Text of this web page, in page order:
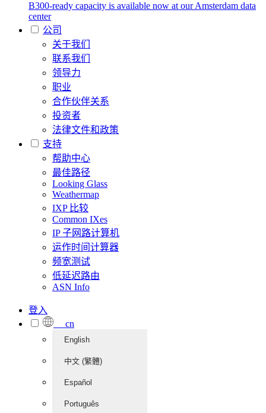
B300-ready capacity is available now at our Amsterdam data
center
公司
关于我们
联系我们
领导力
职业
合作伙伴关系
投资者
法律文件和政策
支持
帮助中心
最佳路径
Looking Glass
Weathermap
IXP 比较
Common IXes
IP 子网路计算机
运作时间计算器
频宽测试
低延迟路由
ASN Info
登入
cn
English
中文 (繁體)
Español
Português